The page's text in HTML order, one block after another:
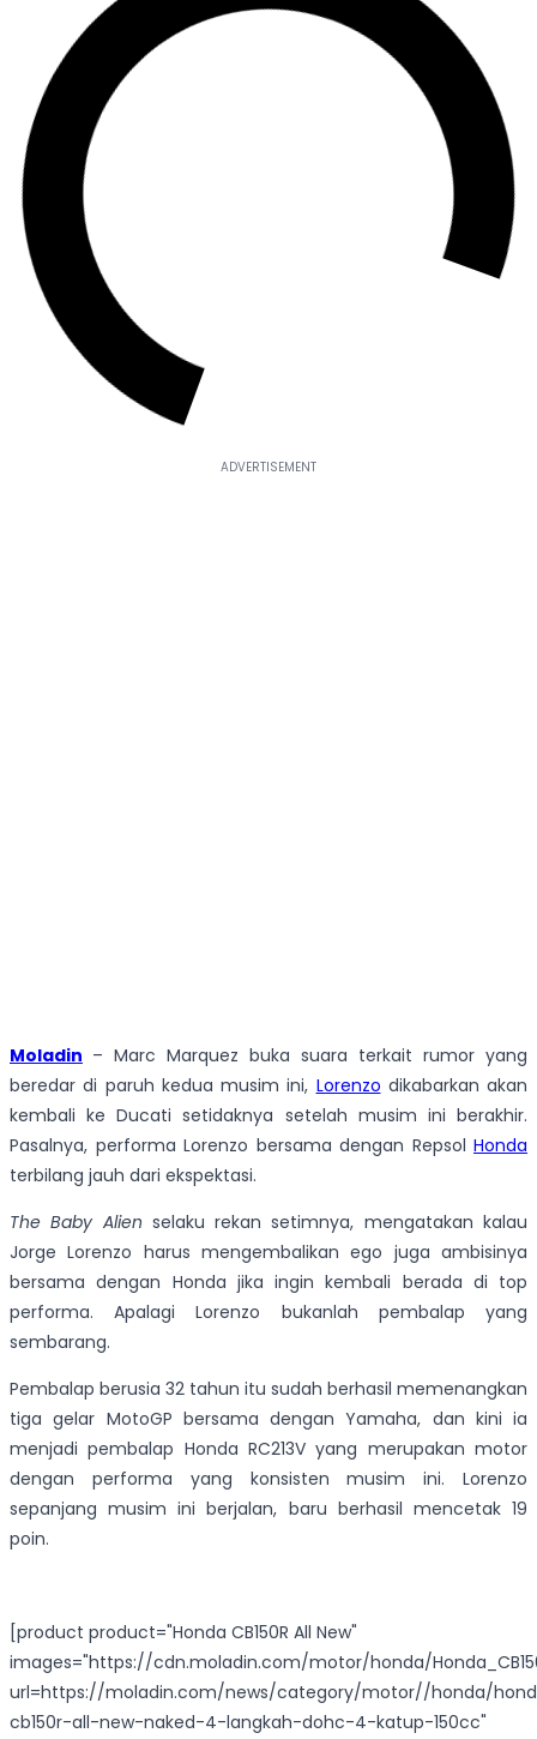
Moladin – Marc Marquez buka suara terkait rumor yang
beredar di paruh kedua musim ini, Lorenzo dikabarkan akan
kembali ke Ducati setidaknya setelah musim ini berakhir.
Pasalnya, performa Lorenzo bersama dengan Repsol Honda
terbilang jauh dari ekspektasi.
The Baby Alien selaku rekan setimnya, mengatakan kalau
Jorge Lorenzo harus mengembalikan ego juga ambisinya
bersama dengan Honda jika ingin kembali berada di top
performa. Apalagi Lorenzo bukanlah pembalap yang
sembarang.
Pembalap berusia 32 tahun itu sudah berhasil memenangkan
tiga gelar MotoGP bersama dengan Yamaha, dan kini ia
menjadi pembalap Honda RC213V yang merupakan motor
dengan performa yang konsisten musim ini. Lorenzo
sepanjang musim ini berjalan, baru berhasil mencetak 19
poin.
[product product="Honda CB150R All New"
images="https://cdn.moladin.com/motor/honda/
url=https://moladin.com/news/category/motor//honda/
cb150r-all-new-naked-4-langkah-dohc-4-katup-150cc"